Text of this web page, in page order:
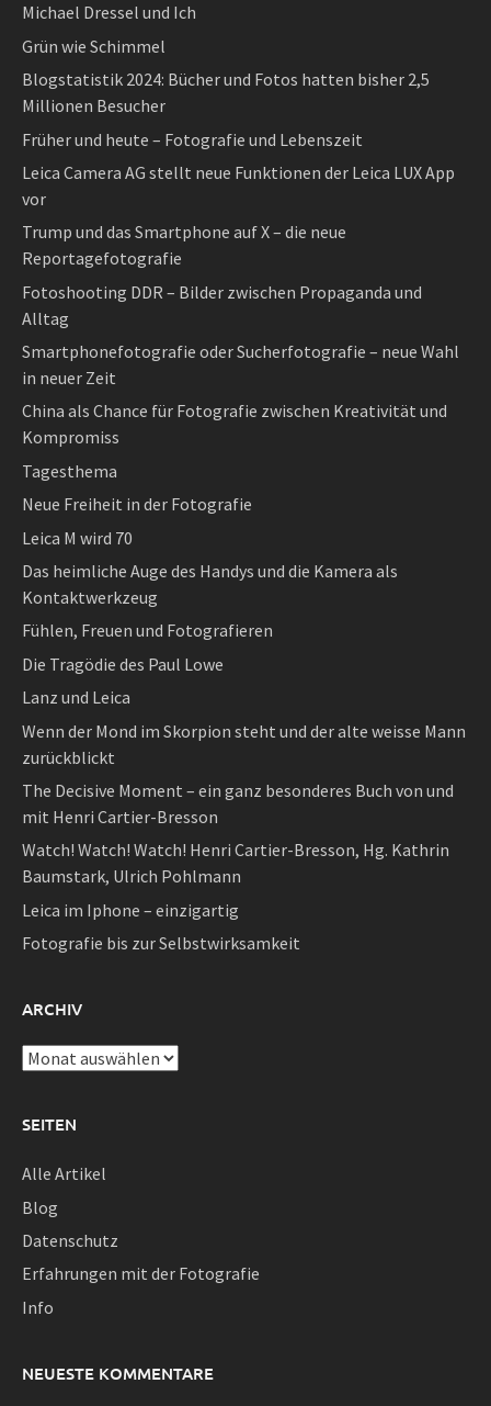
Michael Dressel und Ich
Grün wie Schimmel
Blogstatistik 2024: Bücher und Fotos hatten bisher 2,5
Millionen Besucher
Früher und heute – Fotografie und Lebenszeit
Leica Camera AG stellt neue Funktionen der Leica LUX App
vor
Trump und das Smartphone auf X – die neue
Reportagefotografie
Fotoshooting DDR – Bilder zwischen Propaganda und
Alltag
Smartphonefotografie oder Sucherfotografie – neue Wahl
in neuer Zeit
China als Chance für Fotografie zwischen Kreativität und
Kompromiss
Tagesthema
Neue Freiheit in der Fotografie
Leica M wird 70
Das heimliche Auge des Handys und die Kamera als
Kontaktwerkzeug
Fühlen, Freuen und Fotografieren
Die Tragödie des Paul Lowe
Lanz und Leica
Wenn der Mond im Skorpion steht und der alte weisse Mann
zurückblickt
The Decisive Moment – ein ganz besonderes Buch von und
mit Henri Cartier-Bresson
Watch! Watch! Watch! Henri Cartier-Bresson, Hg. Kathrin
Baumstark, Ulrich Pohlmann
Leica im Iphone – einzigartig
Fotografie bis zur Selbstwirksamkeit
ARCHIV
Archiv
SEITEN
Alle Artikel
Blog
Datenschutz
Erfahrungen mit der Fotografie
Info
NEUESTE KOMMENTARE